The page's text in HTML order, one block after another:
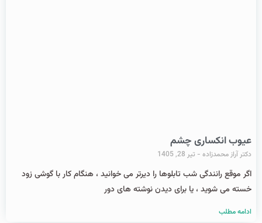
عیوب انکساری چشم
دکتر آراز محمدزاده تیر 28, 1405
اگر موقع رانندگی شب تابلوها را دیرتر می خوانید ، هنگام کار با گوشی زود
خسته می شوید ، یا برای دیدن نوشته های دور
ادامه مطلب